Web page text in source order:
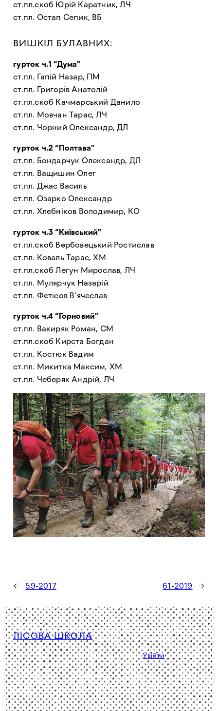
ст.пл.скоб Юрій Каратник, ЛЧ
ст.пл. Остап Сепик, ВБ
ВИШКІЛ БУЛАВНИХ:
гурток ч.1 “Дума”
ст.пл. Гапій Назар, ПМ
ст.пл. Григорів Анатолій
ст.пл.скоб Качмарський Данило
ст.пл. Мовчан Тарас, ЛЧ
ст.пл. Чорний Олександр, ДЛ
гурток ч.2 “Полтава”
ст.пл. Бондарчук Олександр, ДЛ
ст.пл. Ващишин Олег
ст.пл. Джас Василь
ст.пл. Озарко Олександр
ст.пл. Хлєбніков Володимир, КО
гурток ч.3 “Київський”
ст.пл.скоб Вербовецький Ростислав
ст.пл. Коваль Тарас, ХМ
ст.пл.скоб Легун Мирослав, ЛЧ
ст.пл. Мулярчук Назарій
ст.пл. Фєтісов В’ячеслав
гурток ч.4 “Горновий”
ст.пл. Вакиряк Роман, СМ
ст.пл.скоб Кирста Богдан
ст.пл. Костюк Вадим
ст.пл. Микитка Максим, ХМ
ст.пл. Чеберяк Андрій, ЛЧ
← 59-2017 61-2019 →
ЛІСОВА ШКОЛА
Політика конфіденційностіУвійти
Facebook InstagramYouTube